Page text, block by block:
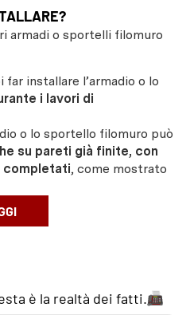
armadi o sportelli filomuro
far installare l’armadio o lo
i lavori di
o lo sportello filomuro può
su pareti già finite, con
, come mostrato
è la realtà dei fatti.